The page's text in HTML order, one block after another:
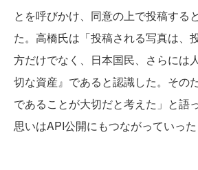
とを呼びかけ、同意の上で投稿する
た。高橋氏は「投稿される写真は、
方だけでなく、日本国民、さらには
切な資産』であると認識した。その
であることが大切だと考えた」と語
思いはAPI公開にもつながっていった